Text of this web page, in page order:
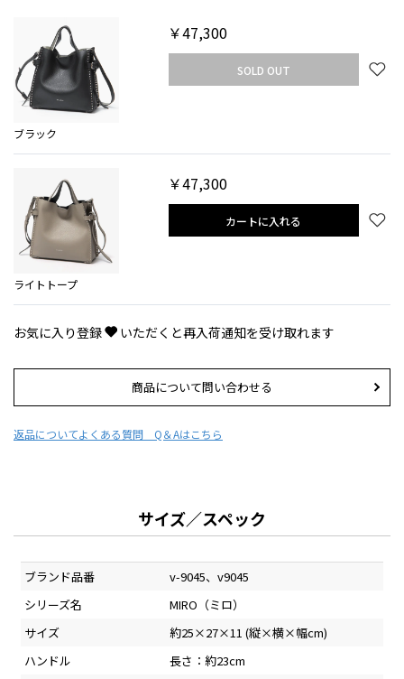
ブラック
￥47,300
SOLD OUT
ライトトープ
￥47,300
カートに入れる
お気に入り登録 いただくと再入荷通知を受け取れます
商品について問い合わせる
返品についてよくある質問 Q＆Aはこちら
サイズ／スペック
ブランド品番
v-9045、v9045
シリーズ名
MIRO（ミロ）
サイズ
約25×27×11 (縦×横×幅cm)
ハンドル
長さ：約23cm